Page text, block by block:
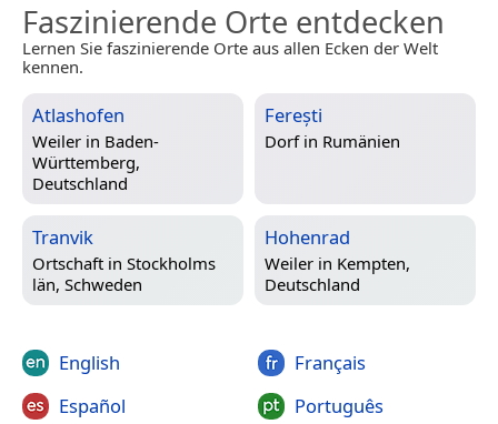
Faszinierende Orte entdecken
Lernen Sie faszinierende Orte aus allen Ecken der Welt
kennen.
Atlashofen
Weiler in Baden-
Württemberg,
Deutschland
Ferești
Dorf in Rumänien
Tranvik
Ortschaft in Stockholms
län, Schweden
Hohenrad
Weiler in Kempten,
Deutschland
English
Español
Français
Português